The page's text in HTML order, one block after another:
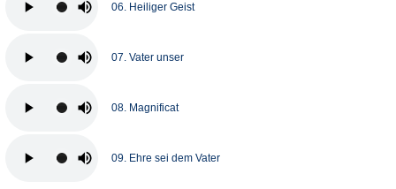
06. Heiliger Geist
07. Vater unser
08. Magnificat
09. Ehre sei dem Vater